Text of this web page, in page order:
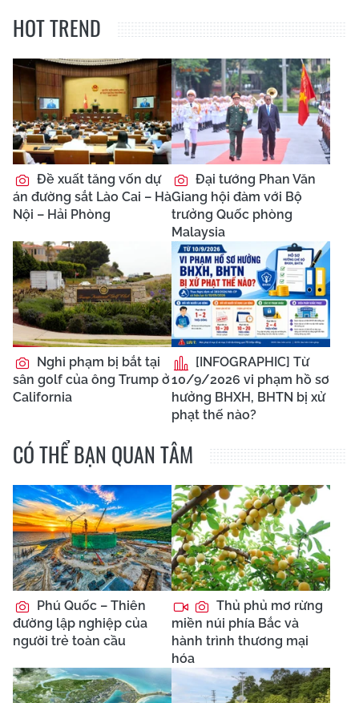
HOT TREND
Đề xuất tăng vốn dự
án đường sắt Lào Cai – Hà
Nội – Hải Phòng
Đại tướng Phan Văn
Giang hội đàm với Bộ
trưởng Quốc phòng
Malaysia
Nghi phạm bị bắt tại
sân golf của ông Trump ở
California
[INFOGRAPHIC] Từ
10/9/2026 vi phạm hồ sơ
hưởng BHXH, BHTN bị xử
phạt thế nào?
CÓ THỂ BẠN QUAN TÂM
Phú Quốc – Thiên
đường lập nghiệp của
người trẻ toàn cầu
Thủ phủ mơ rừng
miền núi phía Bắc và
hành trình thương mại
hóa